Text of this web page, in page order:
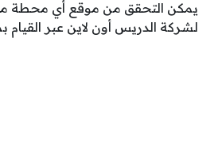
يمكن التحقق من موقع أي محطة
لشركة الدريس أون لاين عبر القيام